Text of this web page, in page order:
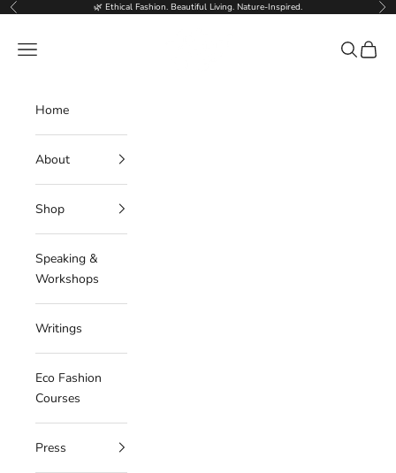
Skip to content
Previous 🌿 Ethical Fashion. Beautiful Living. Nature-Inspired.
Navigation menu Search
Cart
Home
About
Shop
Speaking &
Workshops
Writings
Eco Fashion
Courses
Press